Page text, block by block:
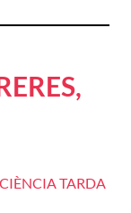
TARDA